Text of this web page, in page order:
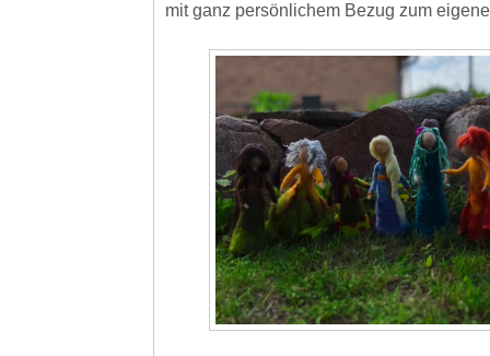
mit ganz persönlichem Bezug zum